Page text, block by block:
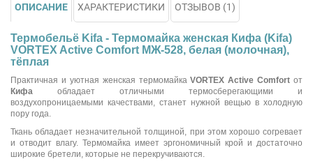
ОПИСАНИЕ ХАРАКТЕРИСТИКИ ОТЗЫВОВ (1)
Термобельё Kifa - Термомайка женская Кифа (Kifa)
VORTEX Active Comfort МЖ-528, белая (молочная),
тёплая
Практичная и уютная женская термомайкаVORTEX Active Comfort от
Кифа обладает отличными термосберегающими и
воздухопроницаемыми качествами, станет нужной вещью в холодную
пору года.
Ткань обладает незначительной толщиной, при этом хорошо согревает
и отводит влагу. Термомайка имеет эргономичный крой и достаточно
широкие бретели, которые не перекручиваются.